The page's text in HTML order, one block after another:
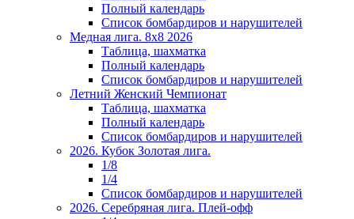
Полный календарь
Список бомбардиров и нарушителей
Медная лига. 8x8 2026
Таблица, шахматка
Полный календарь
Список бомбардиров и нарушителей
Летний Женский Чемпионат
Таблица, шахматка
Полный календарь
Список бомбардиров и нарушителей
2026. Кубок Золотая лига.
1/8
1/4
Список бомбардиров и нарушителей
2026. Серебряная лига. Плей-офф